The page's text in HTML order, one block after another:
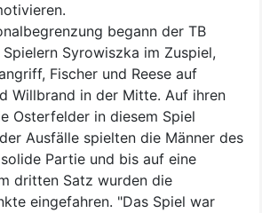
begann der TB
Syrowiszka im Zuspiel,
Fischer und Reese auf
Willbrand in der Mitte. Auf ihren
Osterfelder in diesem Spiel
Ausfälle spielten die Männer des
Partie und bis auf eine
dritten Satz wurden die
eingefahren. "Das Spiel war